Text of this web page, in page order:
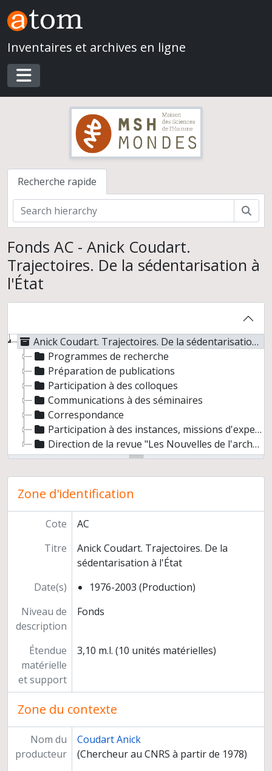
Skip to main content
Inventaires et archives en ligne
Toggle navigation
Recherche rapide
Fonds AC - Anick Coudart.
Trajectoires. De la sédentarisation à
l'État
Anick Coudart. Trajectoires. De la sédentarisation à l'État
Programmes de recherche
Préparation de publications
Participation à des colloques
Communications à des séminaires
Correspondance
Participation à des instances, missions d'expertise
Direction de la revue "Les Nouvelles de l'archéologie"
Zone d'identification
Cote
AC
Titre
Anick Coudart. Trajectoires. De la
sédentarisation à l'État
Date(s)
1976-2003 (Production)
Niveau de
description
Fonds
Étendue
matérielle
et support
3,10 m.l. (10 unités matérielles)
Zone du contexte
Nom du
producteur
Coudart Anick
(Chercheur au CNRS à partir de 1978)